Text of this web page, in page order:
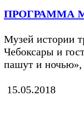
ПРОГРАММА
Музей истории
Чебоксары и
пашут и
15.05.2018